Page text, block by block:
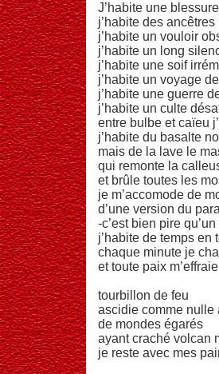
J’habite une
j’habite des
j’habite un vouloir
j’habite un long
j’habite une soif
j’habite un voyage
j’habite une guerre
j’habite un culte
entre bulbe et caïeu
j’habite du basalte
mais de la lave le
qui remonte la
et brûle toutes les
je m’accomode de
d’une version du
-c’est bien pire
j’habite de temps
chaque minute je
et toute paix m’effraie
tourbillon de feu
ascidie comme nulle
de mondes égarés
ayant craché volcan
je reste avec mes